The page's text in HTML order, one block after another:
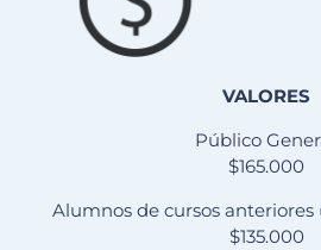
VALORES
Público
$165.000
Alumnos de cursos anteriores
$135.000